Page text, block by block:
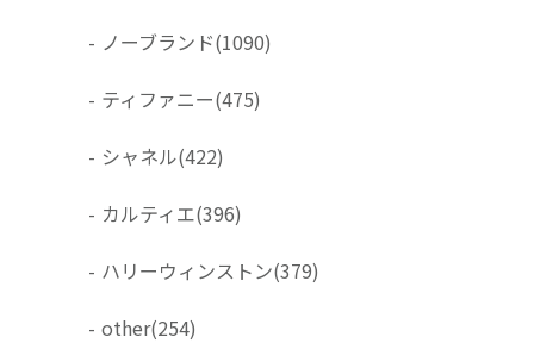
- ノーブランド(1090)
- ティファニー(475)
- シャネル(422)
- カルティエ(396)
- ハリーウィンストン(379)
- other(254)